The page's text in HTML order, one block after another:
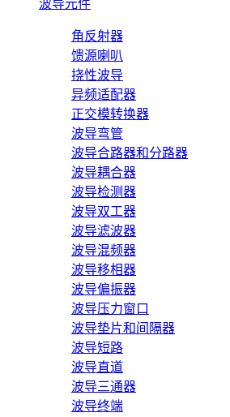
波导元件
角反射器
馈源喇叭
挠性波导
异频适配器
正交模转换器
波导弯管
波导合路器和分路器
波导耦合器
波导检测器
波导双工器
波导滤波器
波导混频器
波导移相器
波导偏振器
波导压力窗口
波导垫片和间隔器
波导短路
波导直道
波导三通器
波导终端